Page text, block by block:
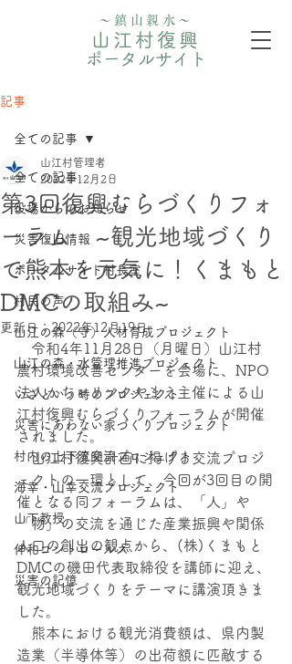
〜鎮山親水〜
山江村復興
ポータルサイト
記事
全ての記事
役場からのお知らせ
災害復旧情報
ポータルサイト村長室
村民の声
山江の森（守）人材育成プロジェクト
⼭江の森・⽔管理推進プロジェクト
いざという時のプロジェクト
災害にあわない家づくりプロジェクト
村内の上下流交流プロジェクト
海幸・⼭幸交流プロジェクト
山下教授
伸和コントロールズ
災害の記憶
全ての記事
第3回復興むらづくりフォ
ーラム ~観光地域づくり
で熊本を元気に！くまもと
DMCの取組み~
山江村管理者
2022年12月2日
更新日：2022年12月19日
令和4年11月28日（月曜日）山江村
農村環境改善センターを会場に、NPO
法人かちゃリンクやまえ主催による山
江村復興むらづくりフォーラムが開催
されました。
山江村復興計画に掲げる交流プロジ
ェクトの一環として、今回が3回目の開
催となる同フォーラムは、「人」や
「物」の交流を通じた産業振興や関係
人口の創出の観点から、(株)くまもと
DMCの磯田代表取締役を講師に迎え、
観光地域づくりをテーマに講演頂きま
した。
熊本における観光消費額は、県内製
造業（半導体等）の出荷額に匹敵する